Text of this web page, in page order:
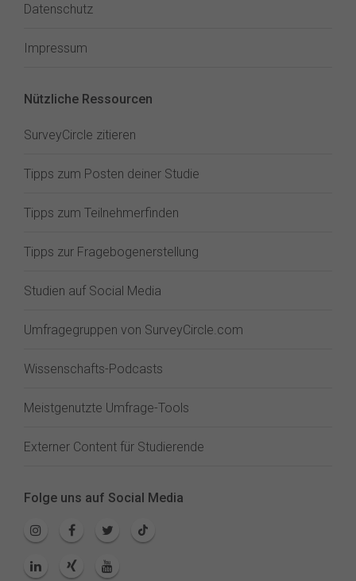
Datenschutz
Impressum
Nützliche Ressourcen
SurveyCircle zitieren
Tipps zum Posten deiner Studie
Tipps zum Teilnehmerfinden
Tipps zur Fragebogenerstellung
Studien auf Social Media
Umfragegruppen von SurveyCircle.com
Wissenschafts-Podcasts
Meistgenutzte Umfrage-Tools
Externer Content für Studierende
Folge uns auf Social Media